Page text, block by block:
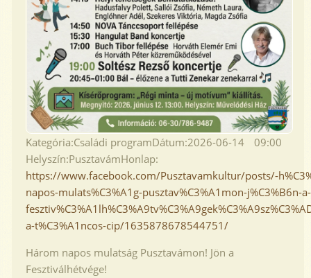
Kategória:Családi programDátum:2026-06-14
09:00
Helyszín:PusztavámHonlap:
https://www.facebook.com/Pusztavamkultur/posts/-
napos-mulats%C3%A1g-pusztav%C3%A1mon-j%C3%B6n-a-
a-t%C3%A1ncos-cip/1635878678544751/
Három napos mulatság Pusztavámon! Jön a
Fesztiválhétvége!